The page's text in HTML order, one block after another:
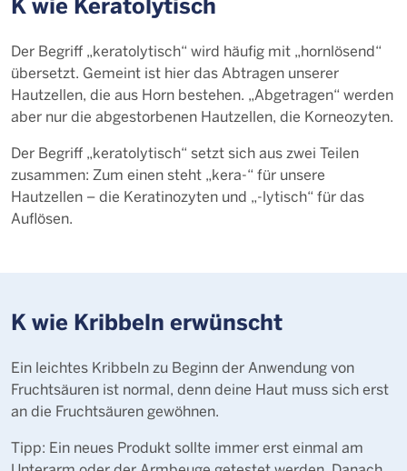
Der Begriff „keratolytisch“ wird häufig mit „hornlösend“
übersetzt. Gemeint ist hier das Abtragen unserer
Hautzellen, die aus Horn bestehen. „Abgetragen“ werden
aber nur die abgestorbenen Hautzellen, die Korneozyten.
Der Begriff „keratolytisch“ setzt sich aus zwei Teilen
zusammen: Zum einen steht „kera-“ für unsere
Hautzellen – die Keratinozyten und „-lytisch“ für das
Auflösen.
K wie Kribbeln erwünscht
Ein leichtes Kribbeln zu Beginn der Anwendung von
Fruchtsäuren ist normal, denn deine Haut muss sich erst
an die Fruchtsäuren gewöhnen.
Tipp: Ein neues Produkt sollte immer erst einmal am